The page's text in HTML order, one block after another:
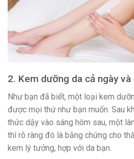
2. Kem dưỡng da cả ngày
Như bạn đã biết, một loại kem
được mọi thứ như bạn muốn. Sau
thức dậy vào sáng hôm sau, một
thì rõ ràng đó là bằng chứng cho
kem lý tưởng, hợp với da bạn.